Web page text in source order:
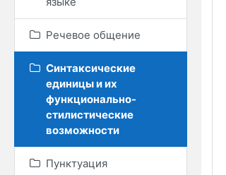
Речевое общение
Синтаксические
единицы и их
функционально-
стилистические
возможности
Пунктуация